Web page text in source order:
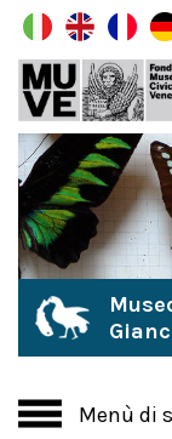
Menù di